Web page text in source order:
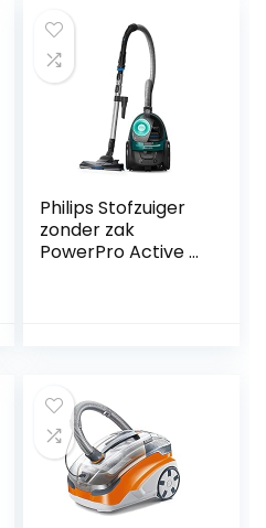
3 liter – Instelbare
zuigkracht –
FC8243/09
Philips Stofzuiger
zonder zak
PowerPro Active –
stofcapaciteit –
FC9555/09